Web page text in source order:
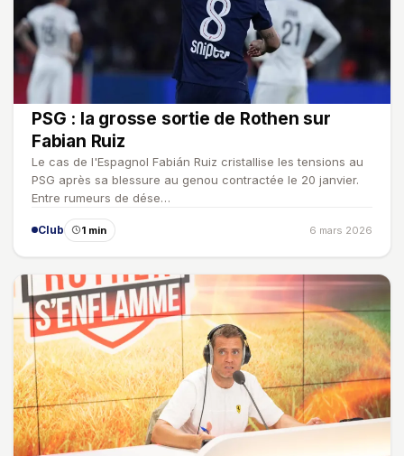
PSG : la grosse sortie de Rothen sur
Fabian Ruiz
Le cas de l'Espagnol Fabián Ruiz cristallise les tensions au
PSG après sa blessure au genou contractée le 20 janvier.
Entre rumeurs de dése…
Club 1 min 6 mars 2026